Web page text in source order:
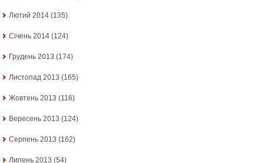
Лютий 2014 (135)
Січень 2014 (124)
Грудень 2013 (174)
Листопад 2013 (165)
Жовтень 2013 (116)
Вересень 2013 (124)
Серпень 2013 (162)
Липень 2013 (54)